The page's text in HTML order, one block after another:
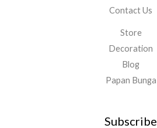
Contact Us
Store
Decoration
Blog
Papan Bunga
Subscribe